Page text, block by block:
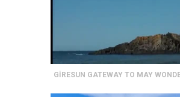
GİRESUN GATEWAY TO MAY